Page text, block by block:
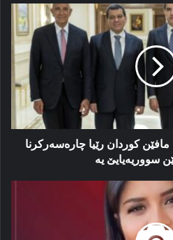
مافێن کوردان رێیا چارەسەرکرنا
سووریەیایێ یە